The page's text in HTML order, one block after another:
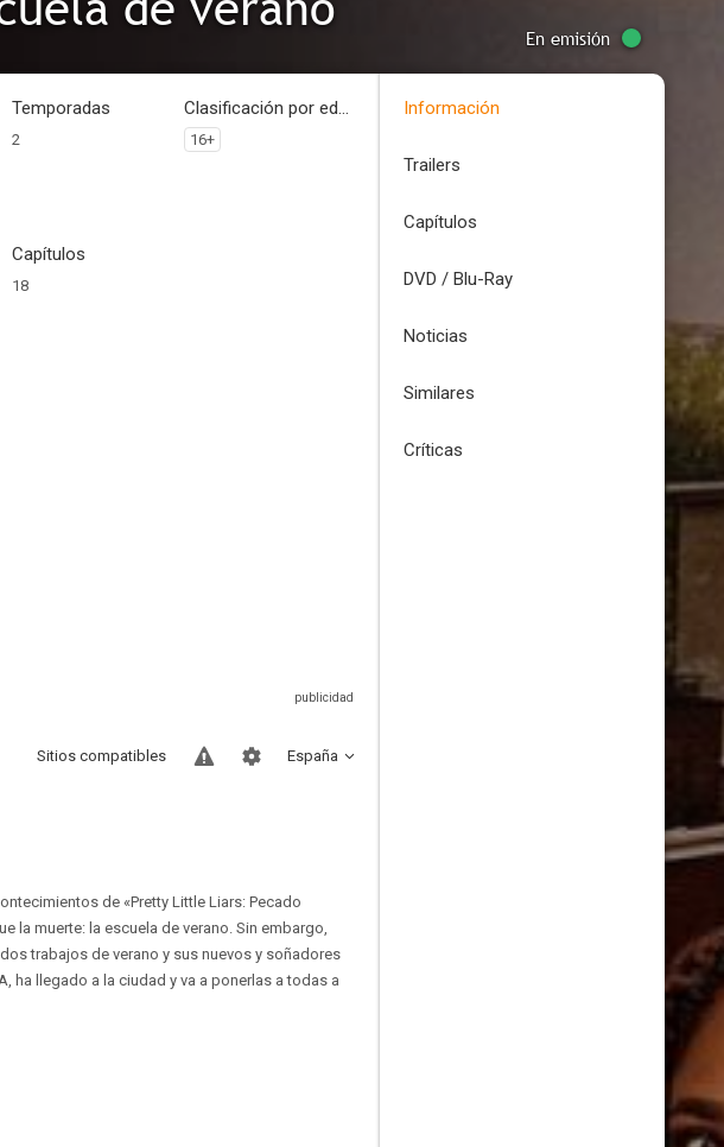
En emisión
Temporadas
2
Clasificación por edades
16+
Capítulos
18
España
Sitios compatibles
de «Pretty Little Liars: Pecado
la muerte: la escuela de verano. Sin embargo,
trabajos de verano y sus nuevos y soñadores
ha llegado a la ciudad y va a ponerlas a todas a
Información
Trailers
Capítulos
DVD / Blu-Ray
Noticias
Similares
Críticas